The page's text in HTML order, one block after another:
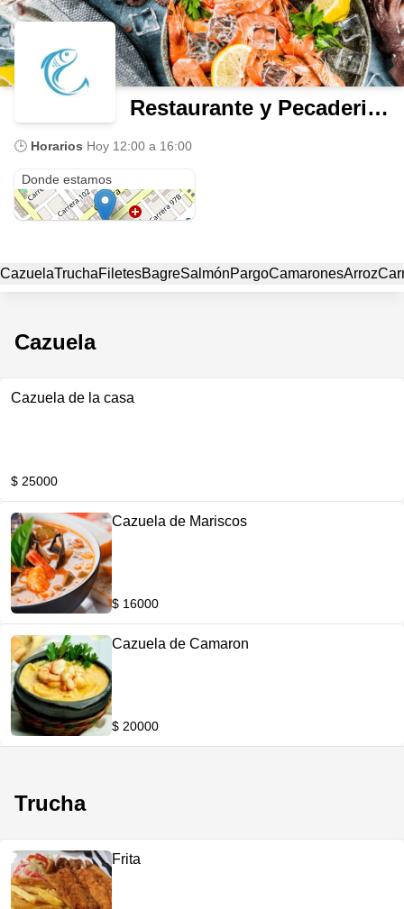
Restaurante y Pecaderia - El Encanto del Mar
🕒 Horarios Hoy 12:00 a 16:00
Donde estamos
CazuelaTruchaFiletesBagreSalmónPargoCamaronesArroz
Cazuela
Cazuela de la casa
$ 25000
Cazuela de Mariscos
$ 16000
Cazuela de Camaron
$ 20000
Trucha
Frita